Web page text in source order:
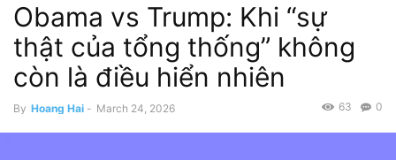
Obama vs Trump: Khi “sự
thật của tổng thống” không
còn là điều hiển nhiên
By Hoang Hai - March 24, 2026 0
63